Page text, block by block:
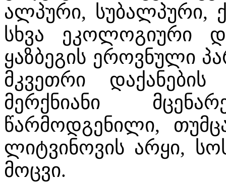
ალპური, სუბალპური,
სხვა ეკოლოგიური
ყაზბეგის ეროვნული
მკვეთრი
მერქნიანი
წარმოდგენილი,
ლიტვინოვის არყი,
მოცვი.